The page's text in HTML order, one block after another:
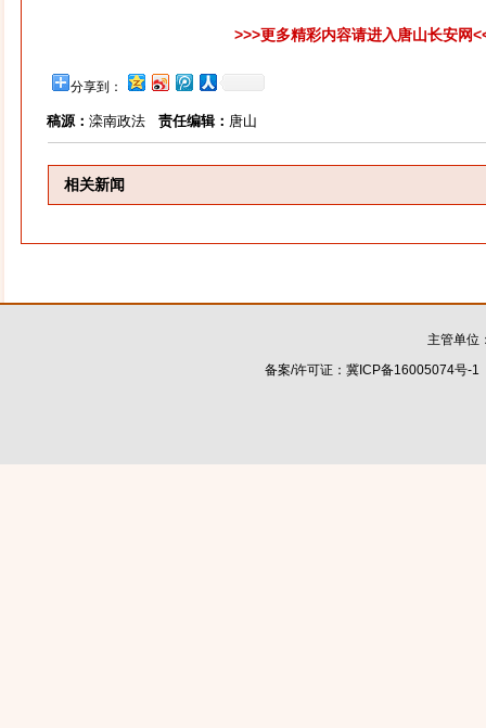
>>>更多精彩内容请进入唐山长安网
分享到：
稿源：滦南政法责任编辑： 唐山
相关新闻
主管单位
备案/许可证：冀ICP备16005074号-1